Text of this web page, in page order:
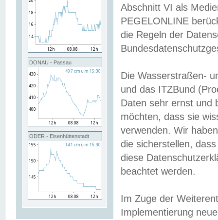
DONAU - Passau
ODER - Eisenhüttenstadt
Abschnitt VI als
PEGELONLINE
die Regeln der
Die Wasserstraßen-
und das ITZBund
Daten sehr ernst und
möchten, dass sie
verwenden. Wir
die sicherstellen,
diese
beachtet werden.
Im Zuge der
Implementierung